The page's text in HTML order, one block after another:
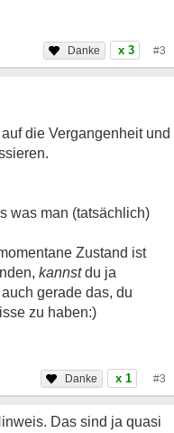
x 3 #3
die Vergangenheit und
was man (tatsächlich)
Zustand ist
kannstdu ja
gerade das, du
zu haben:)
x 1 #3
Das sind ja quasi